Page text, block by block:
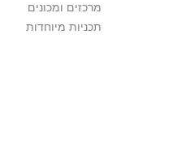
מרכזים ומכונים
תכניות מיוחדות